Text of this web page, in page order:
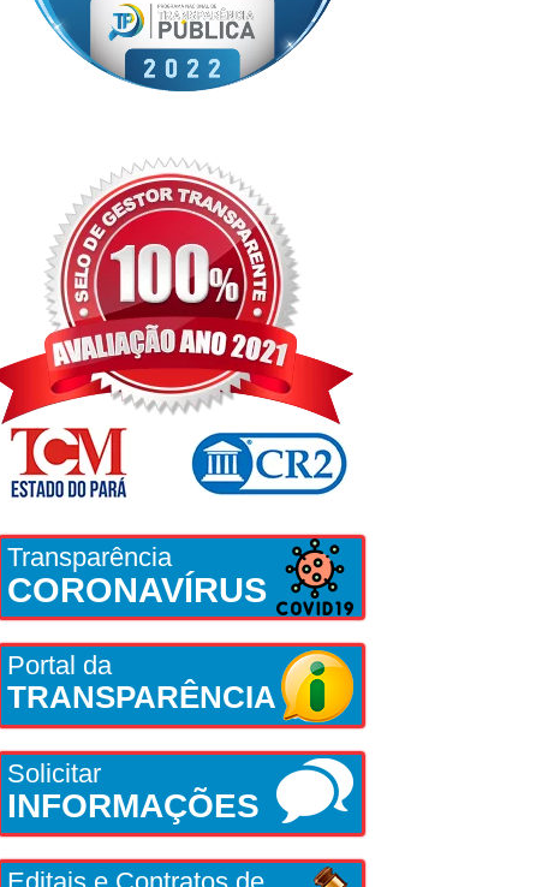
Transparência
CORONAVÍRUS
Portal da
TRANSPARÊNCIA
Solicitar
INFORMAÇÕES